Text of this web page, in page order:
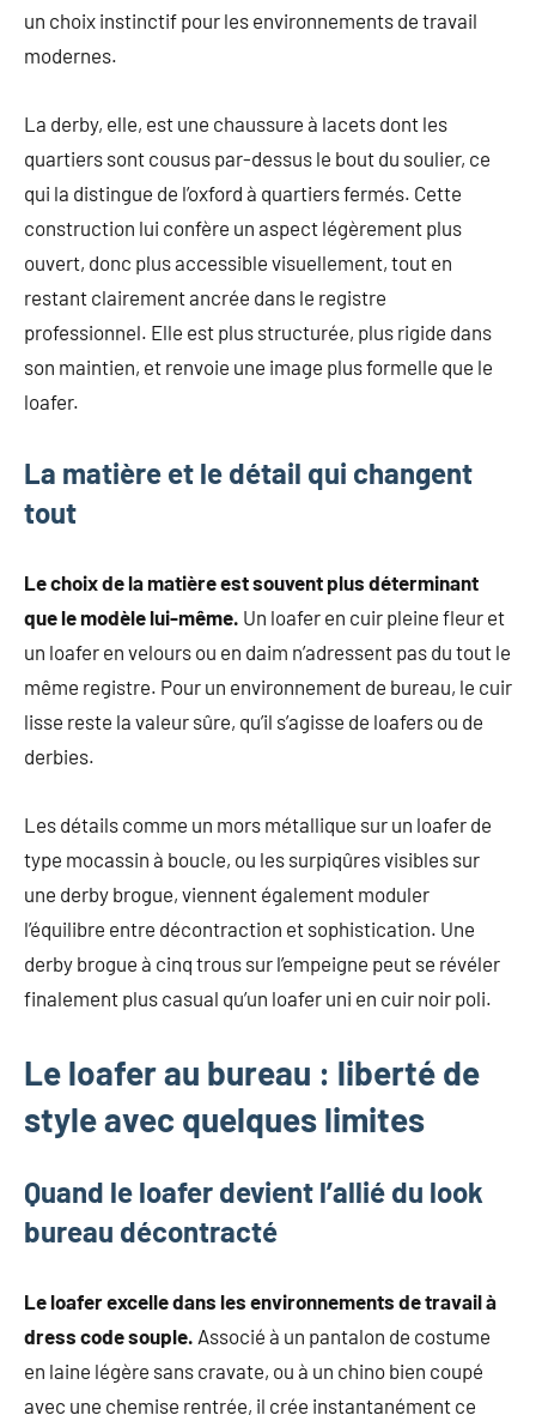
un choix instinctif pour les environnements de travail
modernes.
La derby, elle, est une chaussure à lacets dont les
quartiers sont cousus par-dessus le bout du soulier, ce
qui la distingue de l’oxford à quartiers fermés. Cette
construction lui confère un aspect légèrement plus
ouvert, donc plus accessible visuellement, tout en
restant clairement ancrée dans le registre
professionnel. Elle est plus structurée, plus rigide dans
son maintien, et renvoie une image plus formelle que le
loafer.
La matière et le détail qui changent
tout
Le choix de la matière est souvent plus déterminant
que le modèle lui-même. Un loafer en cuir pleine fleur et
un loafer en velours ou en daim n’adressent pas du tout le
même registre. Pour un environnement de bureau, le cuir
lisse reste la valeur sûre, qu’il s’agisse de loafers ou de
derbies.
Les détails comme un mors métallique sur un loafer de
type mocassin à boucle, ou les surpiqûres visibles sur
une derby brogue, viennent également moduler
l’équilibre entre décontraction et sophistication. Une
derby brogue à cinq trous sur l’empeigne peut se révéler
finalement plus casual qu’un loafer uni en cuir noir poli.
Le loafer au bureau : liberté de
style avec quelques limites
Quand le loafer devient l’allié du look
bureau décontracté
Le loafer excelle dans les environnements de travail à
dress code souple. Associé à un pantalon de costume
en laine légère sans cravate, ou à un chino bien coupé
avec une chemise rentrée, il crée instantanément ce